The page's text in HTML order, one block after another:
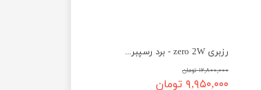
رزبری zero 2W - برد رسپبری پای زیرو 2W
۱۲,۸۰۰,۰۰۰ تومان
۹,۹۵۰,۰۰۰ تومان